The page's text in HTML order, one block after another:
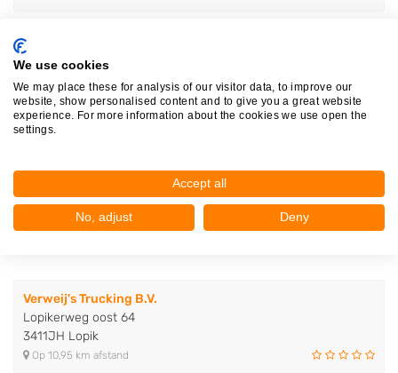
Autosloperij Hejo B.V.
2411NJ Bodegraven
Op 7,76 km afstand
A.A. Schoonderwoerd voorheen An..
Vest 75
2801VE Gouda
Op 10,74 km afstand
Verweij's Trucking B.V.
Lopikerweg oost 64
3411JH Lopik
Op 10,95 km afstand
We use cookies
We may place these for analysis of our visitor data, to improve our
website, show personalised content and to give you a great website
experience. For more information about the cookies we use open the
settings.
Accept all
No, adjust Deny